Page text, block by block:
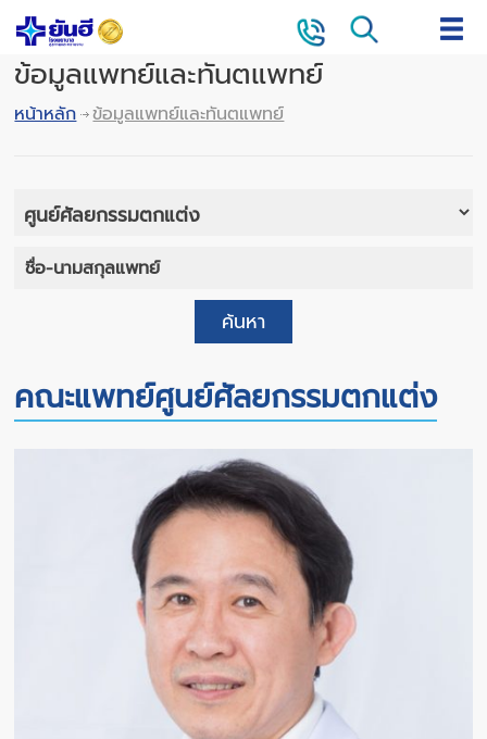
ข้อมูลแพทย์และทันตแพทย์
หน้าหลัก ข้อมูลแพทย์และทันตแพทย์
ค้นหา
คณะแพทย์ศูนย์ศัลยกรรมตกแต่ง